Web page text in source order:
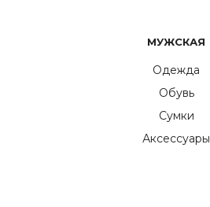
МУЖСКАЯ
Одежда
Обувь
Сумки
Аксессуары